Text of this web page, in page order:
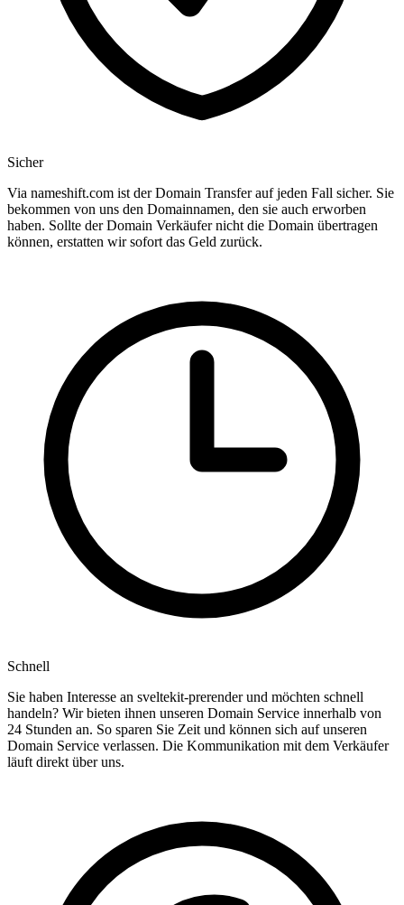
Sicher
Via nameshift.com ist der Domain Transfer auf jeden Fall sicher. Sie
bekommen von uns den Domainnamen, den sie auch erworben
haben. Sollte der Domain Verkäufer nicht die Domain übertragen
können, erstatten wir sofort das Geld zurück.
Schnell
Sie haben Interesse an sveltekit-prerender und möchten schnell
handeln? Wir bieten ihnen unseren Domain Service innerhalb von
24 Stunden an. So sparen Sie Zeit und können sich auf unseren
Domain Service verlassen. Die Kommunikation mit dem Verkäufer
läuft direkt über uns.